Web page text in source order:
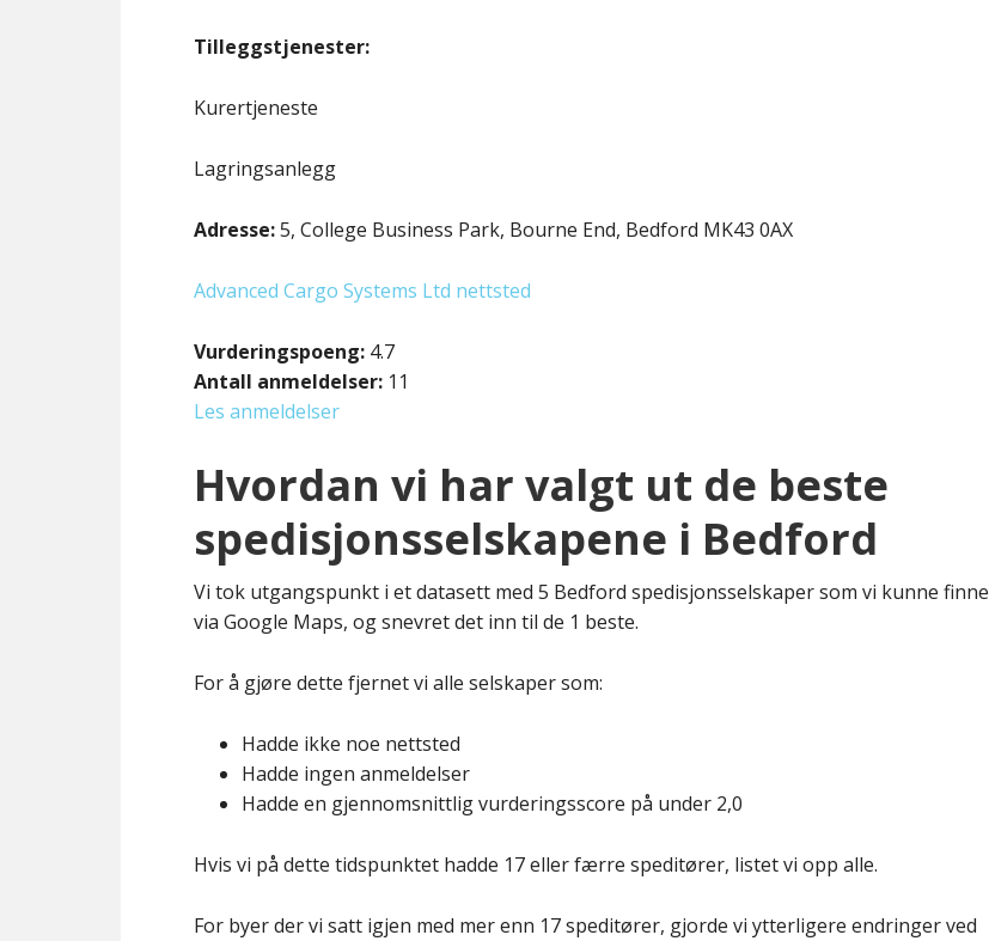
Tilleggstjenester:
Kurertjeneste
Lagringsanlegg
Adresse:5, College Business Park, Bourne End, Bedford MK43 0AX
Advanced Cargo Systems Ltd nettsted
Vurderingspoeng: 4.7
Antall anmeldelser: 11
Les anmeldelser
Hvordan vi har valgt ut de beste
spedisjonsselskapene i Bedford
Vi tok utgangspunkt i et datasett med 5 Bedford spedisjonsselskaper som vi kunne finne
via Google Maps, og snevret det inn til de 1 beste.
For å gjøre dette fjernet vi alle selskaper som:
Hadde ikke noe nettsted
Hadde ingen anmeldelser
Hadde en gjennomsnittlig vurderingsscore på under 2,0
Hvis vi på dette tidspunktet hadde 17 eller færre speditører, listet vi opp alle.
For byer der vi satt igjen med mer enn 17 speditører, gjorde vi ytterligere endringer ved